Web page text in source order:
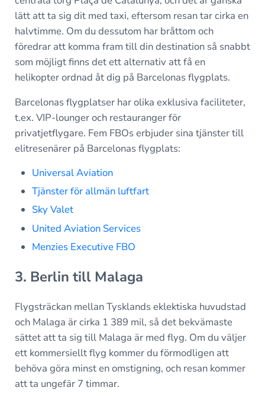
lätt att ta sig dit med taxi, eftersom resan tar cirka en
halvtimme. Om du dessutom har bråttom och
föredrar att komma fram till din destination så snabbt
som möjligt finns det ett alternativ att få en
helikopter ordnad åt dig på Barcelonas flygplats.
Barcelonas flygplatser har olika exklusiva faciliteter,
t.ex. VIP-lounger och restauranger för
privatjetflygare. Fem FBOs erbjuder sina tjänster till
elitresenärer på Barcelonas flygplats:
Universal Aviation
Tjänster för allmän luftfart
Sky Valet
United Aviation Services
Menzies Executive FBO
3. Berlin till Malaga
Flygsträckan mellan Tysklands eklektiska huvudstad
och Malaga är cirka 1 389 mil, så det bekvämaste
sättet att ta sig till Malaga är med flyg. Om du väljer
ett kommersiellt flyg kommer du förmodligen att
behöva göra minst en omstigning, och resan kommer
att ta ungefär 7 timmar.